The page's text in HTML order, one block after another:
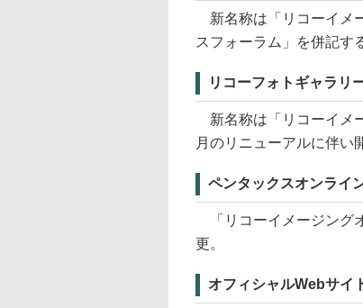
新名称は「リコーイメ
スフォーラム」を併記す
リコーフォトギャラリ
新名称は「リコーイメ
月のリニューアルに伴い
ペンタックスオンライ
「リコーイメージング
更。
オフィシャルWebサイ